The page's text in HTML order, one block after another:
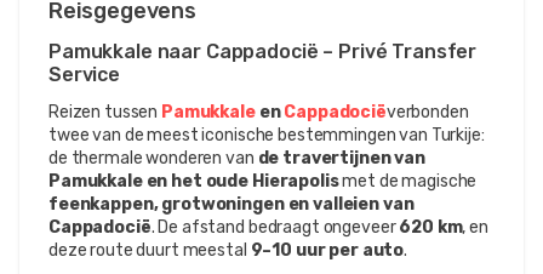
Reisgegevens
Pamukkale naar Cappadocië – Privé Transfer
Service
Reizen tussen Pamukkale en Cappadociëverbonden
twee van de meest iconische bestemmingen van Turkije:
de thermale wonderen van de travertijnen van
Pamukkale en het oude Hierapolis
feenkappen, grotwoningen en valleien van
Cappadocië. De afstand bedraagt ongeveer 620 km, en
deze route duurt meestal 9–10 uur per auto.